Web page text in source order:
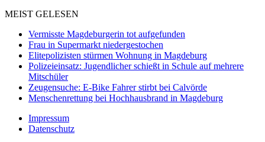
MEIST GELESEN
Vermisste Magdeburgerin tot aufgefunden
Frau in Supermarkt niedergestochen
Elitepolizisten stürmen Wohnung in Magdeburg
Polizeieinsatz: Jugendlicher schießt in Schule auf mehrere
Mitschüler
Zeugensuche: E-Bike Fahrer stirbt bei Calvörde
Menschenrettung bei Hochhausbrand in Magdeburg
Impressum
Datenschutz